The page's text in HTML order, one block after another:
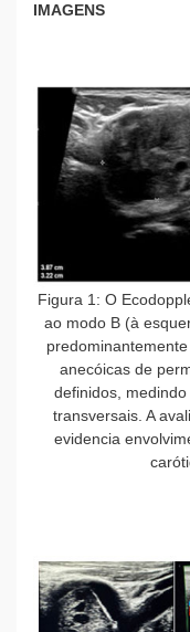
IMAGENS
Figura 1: O
ao modo B (à
anecóicas de
definidos,
transversais. A
evidencia